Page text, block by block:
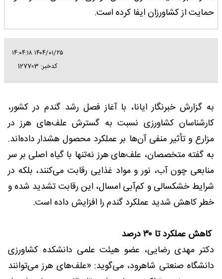
حمایت از کشاورزان ایفا کرده است.
۱۴۰۴/۰۱/۲۵ ۱۴:۰۴:۱۸
کدخبر: 127703
به گزارش خبرنگار ایانا، با آغاز فصل رشد گندم در کشور،
کارشناسان کشاورزی نسبت به گسترش علف‌های هرز در
مزارع و تأثیر منفی آن‌ها بر عملکرد محصول هشدار داده‌اند.
به گفته متخصصان، علف‌های هرز نه‌تنها با گیاه اصلی بر سر
منابعی چون آب، نور و مواد غذایی رقابت می‌کنند، بلکه در
شرایط خشکسالی و کم‌آبی امسال، این رقابت تشدید شده و
خطر کاهش شدید عملکرد گندم را افزایش داده است.
کاهش عملکرد تا ۳۰ درصد
دکتر مهدی رضایی، عضو هیئت علمی دانشکده کشاورزی
دانشگاه صنعتی شاهرود، می‌گوید: «علف‌های هرز می‌توانند